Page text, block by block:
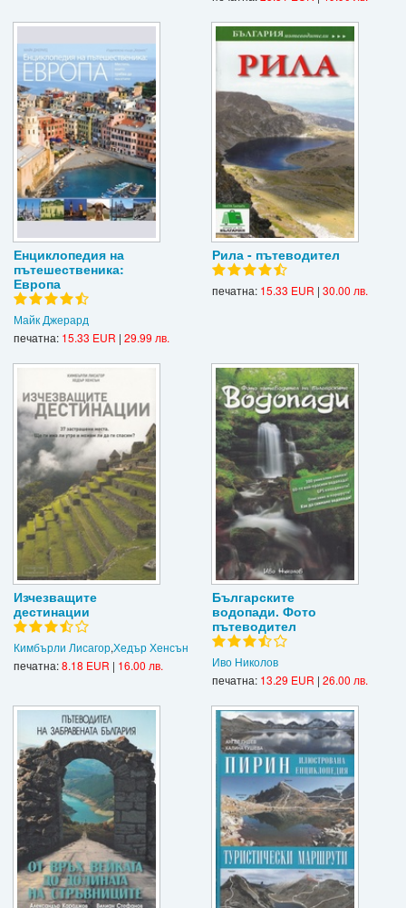
Енциклопедия на
пътешественика:
Европа
Майк Джерард
печатна: 15.33 EUR | 29.99 лв.
Рила - пътеводител
печатна: 15.33 EUR | 30.00 лв.
Изчезващите
дестинации
Кимбърли Лисагор,Хедър Хенсън
печатна:8.18 EUR | 16.00 лв.
Българските
водопади. Фото
пътеводител
Иво Николов
печатна: 13.29 EUR | 26.00 лв.